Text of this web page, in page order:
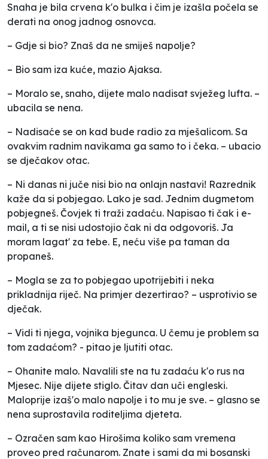
Snaha je bila crvena k'o bulka i čim je izašla počela se
derati na onog jadnog osnovca.
– Gdje si bio? Znaš da ne smiješ napolje?
– Bio sam iza kuće, mazio Ajaksa.
– Moralo se, snaho, dijete malo nadisat svježeg lufta. –
ubacila se nena.
– Nadisaće se on kad bude radio za mješalicom. Sa
ovakvim radnim navikama ga samo to i čeka. – ubacio
se dječakov otac.
– Ni danas ni juče nisi bio na onlajn nastavi! Razrednik
kaže da si pobjegao. Lako je sad. Jednim dugmetom
pobjegneš. Čovjek ti traži zadaću. Napisao ti čak i e-
mail, a ti se nisi udostojio čak ni da odgovoriš. Ja
moram lagat' za tebe. E, neću više pa taman da
propaneš.
– Mogla se za to pobjegao upotrijebiti i neka
prikladnija riječ. Na primjer dezertirao? – usprotivio se
dječak.
– Vidi ti njega, vojnika bjegunca. U čemu je problem sa
tom zadaćom? - pitao je ljutiti otac.
– Ohanite malo. Navalili ste na tu zadaću k'o rus na
Mjesec. Nije dijete stiglo. Čitav dan uči engleski.
Maloprije izaš'o malo napolje i to mu je sve. – glasno se
nena suprostavila roditeljima djeteta.
– Ozračen sam kao Hirošima koliko sam vremena
proveo pred računarom. Znate i sami da mi bosanski